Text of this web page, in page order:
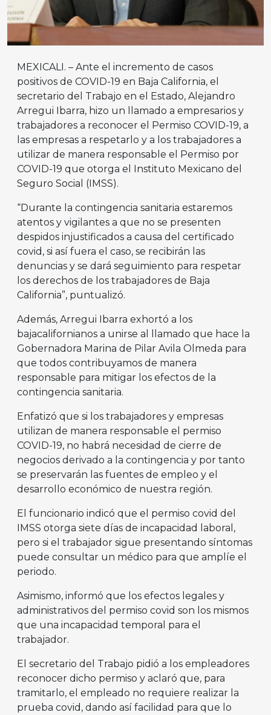
MEXICALI. – Ante el incremento de casos
positivos de COVID-19 en Baja California, el
secretario del Trabajo en el Estado, Alejandro
Arregui Ibarra, hizo un llamado a empresarios y
trabajadores a reconocer el Permiso COVID-19, a
las empresas a respetarlo y a los trabajadores a
utilizar de manera responsable el Permiso por
COVID-19 que otorga el Instituto Mexicano del
Seguro Social (IMSS).
“Durante la contingencia sanitaria estaremos
atentos y vigilantes a que no se presenten
despidos injustificados a causa del certificado
covid, si así fuera el caso, se recibirán las
denuncias y se dará seguimiento para respetar
los derechos de los trabajadores de Baja
California”, puntualizó.
Además, Arregui Ibarra exhortó a los
bajacalifornianos a unirse al llamado que hace la
Gobernadora Marina de Pilar Avila Olmeda para
que todos contribuyamos de manera
responsable para mitigar los efectos de la
contingencia sanitaria.
Enfatizó que si los trabajadores y empresas
utilizan de manera responsable el permiso
COVID-19, no habrá necesidad de cierre de
negocios derivado a la contingencia y por tanto
se preservarán las fuentes de empleo y el
desarrollo económico de nuestra región.
El funcionario indicó que el permiso covid del
IMSS otorga siete días de incapacidad laboral,
pero si el trabajador sigue presentando síntomas
puede consultar un médico para que amplíe el
periodo.
Asimismo, informó que los efectos legales y
administrativos del permiso covid son los mismos
que una incapacidad temporal para el
trabajador.
El secretario del Trabajo pidió a los empleadores
reconocer dicho permiso y aclaró que, para
tramitarlo, el empleado no requiere realizar la
prueba covid, dando así facilidad para que lo